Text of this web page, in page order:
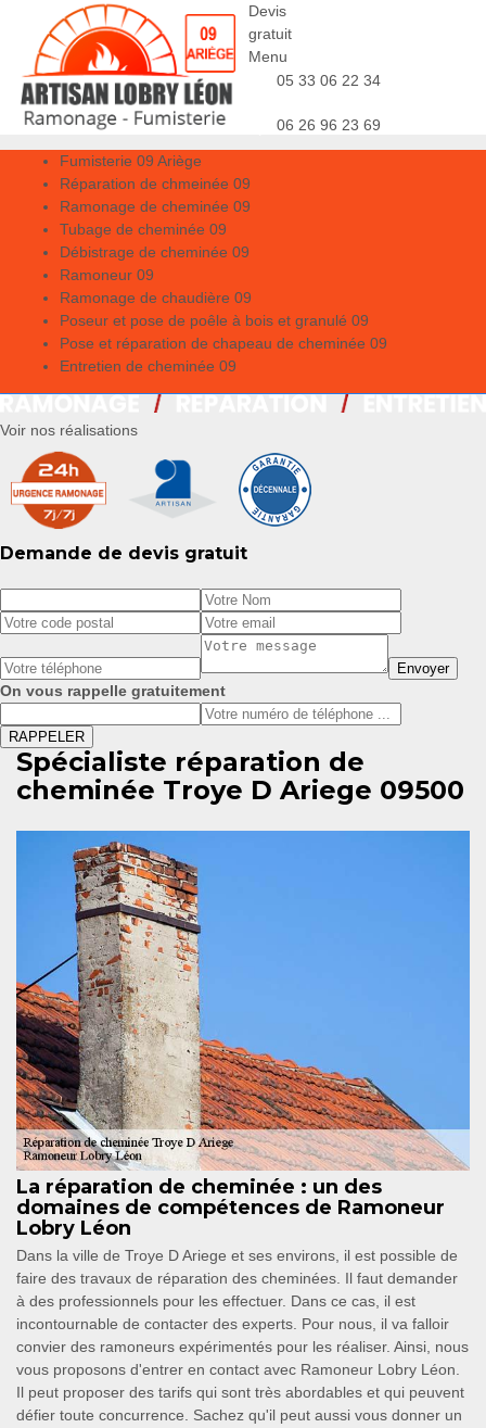
Devis
gratuit
Menu
05 33 06 22 34
06 26 96 23 69
Fumisterie 09 Ariège
Réparation de chmeinée 09
Ramonage de cheminée 09
Tubage de cheminée 09
Débistrage de cheminée 09
Ramoneur 09
Ramonage de chaudière 09
Poseur et pose de poêle à bois et granulé 09
Pose et réparation de chapeau de cheminée 09
Entretien de cheminée 09
Voir nos réalisations
Demande de devis gratuit
On vous rappelle gratuitement
Spécialiste réparation de
cheminée Troye D Ariege 09500
La réparation de cheminée : un des
domaines de compétences de Ramoneur
Lobry Léon
Dans la ville de Troye D Ariege et ses environs, il est possible de
faire des travaux de réparation des cheminées. Il faut demander
à des professionnels pour les effectuer. Dans ce cas, il est
incontournable de contacter des experts. Pour nous, il va falloir
convier des ramoneurs expérimentés pour les réaliser. Ainsi, nous
vous proposons d'entrer en contact avec Ramoneur Lobry Léon.
Il peut proposer des tarifs qui sont très abordables et qui peuvent
défier toute concurrence. Sachez qu'il peut aussi vous donner un